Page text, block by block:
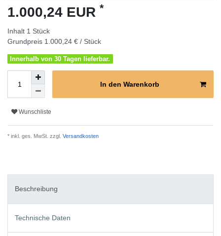
1.000,24 EUR *
Inhalt 1 Stück
Grundpreis 1.000,24 € / Stück
Innerhalb von 30 Tagen lieferbar.
In den Warenkorb
Wunschliste
* inkl. ges. MwSt. zzgl. Versandkosten
Beschreibung
Technische Daten